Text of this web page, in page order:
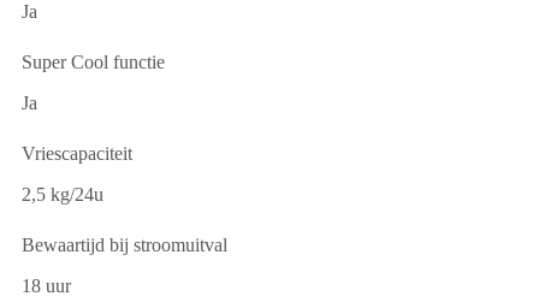
Ja
Super Cool functie
Ja
Vriescapaciteit
2,5 kg/24u
Bewaartijd bij stroomuitval
18 uur